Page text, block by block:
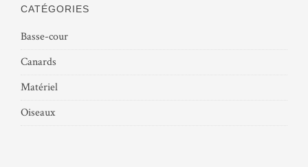
CATÉGORIES
Basse-cour
Canards
Matériel
Oiseaux